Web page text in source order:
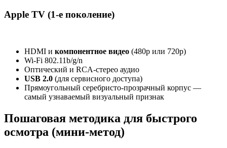
Apple TV (1‑е поколение)
HDMI и компонентное видео (480p или 720p)
Wi‑Fi 802.11b/g/n
Оптический и RCA‑стерео аудио
USB 2.0 (для сервисного доступа)
Прямоугольный серебристо‑прозрачный корпус —
самый узнаваемый визуальный признак
Пошаговая методика для быстрого
осмотра (мини‑метод)